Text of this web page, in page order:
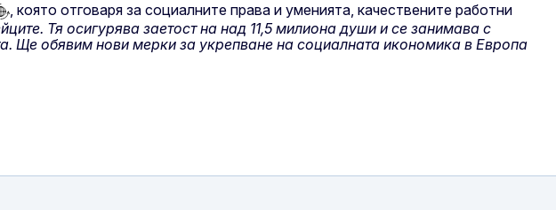
, която отговаря за социалните права и уменията, качествените работни
Тя осигурява заетост на над 11,5 милиона души и се занимава с
Ще обявим нови мерки за укрепване на социалната икономика в Европа